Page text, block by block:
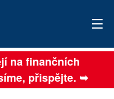
na finančních
přispějte. ➥